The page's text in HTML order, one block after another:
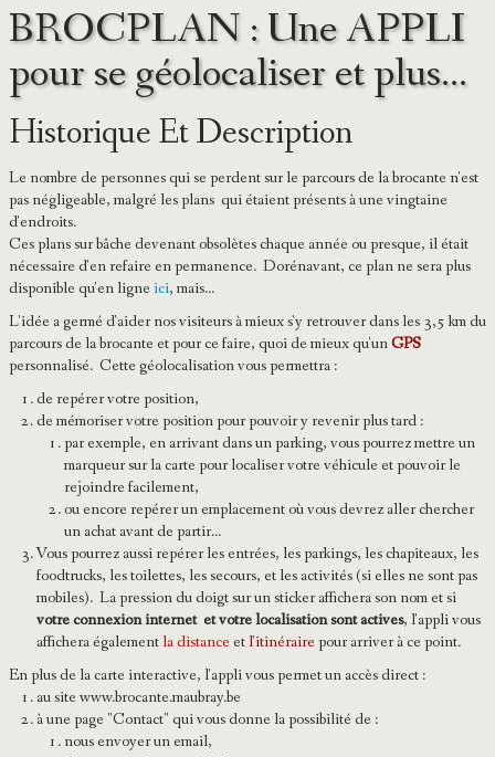
BROCPLAN : Une APPLI
pour se géolocaliser et plus...
Historique Et Description
Le nombre de personnes qui se perdent sur le parcours de la brocante n'est
pas négligeable, malgré les plans qui étaient présents à une vingtaine
d'endroits.
Ces plans sur bâche devenant obsolètes chaque année ou presque, il était
nécessaire d'en refaire en permanence. Dorénavant, ce plan ne sera plus
disponible qu'en ligne ici, mais...
L'idée a germé d'aider nos visiteurs à mieux s'y retrouver dans les 3,5 km du
parcours de la brocante et pour ce faire, quoi de mieux qu'unGPS
personnalisé. Cette géolocalisation vous permettra :
de repérer votre position,
de mémoriser votre position pour pouvoir y revenir plus tard :
par exemple, en arrivant dans un parking, vous pourrez mettre un
marqueur sur la carte pour localiser votre véhicule et pouvoir le
rejoindre facilement,
ou encore repérer un emplacement où vous devrez aller chercher
un achat avant de partir...
Vous pourrez aussi repérer les entrées, les parkings, les chapiteaux, les
foodtrucks, les toilettes, les secours, et les activités (si elles ne sont pas
mobiles). La pression du doigt sur un sticker affichera son nom et si
votre connexion internet et votre localisation sont actives, l'appli vous
affichera égalementla distance etl'itinérairepour arriver à ce point.
En plus de la carte interactive, l'appli vous permet un accès direct :
au site www.brocante.maubray.be
à une page "Contact" qui vous donne la possibilité de :
nous envoyer un email,